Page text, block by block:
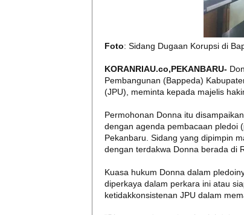
Foto: Sidang Dugaan Korupsi di
KORANRIAU.co,PEKANBARU-
Pembangunan (Bappeda)
(JPU), meminta kepada majelis
Permohonan Donna itu
dengan agenda pembacaan pledoi
Pekanbaru. Sidang yang dipimpin
dengan terdakwa Donna berada di
Kuasa hukum Donna dalam
diperkaya dalam perkara ini atau
ketidakkonsistenan JPU dalam